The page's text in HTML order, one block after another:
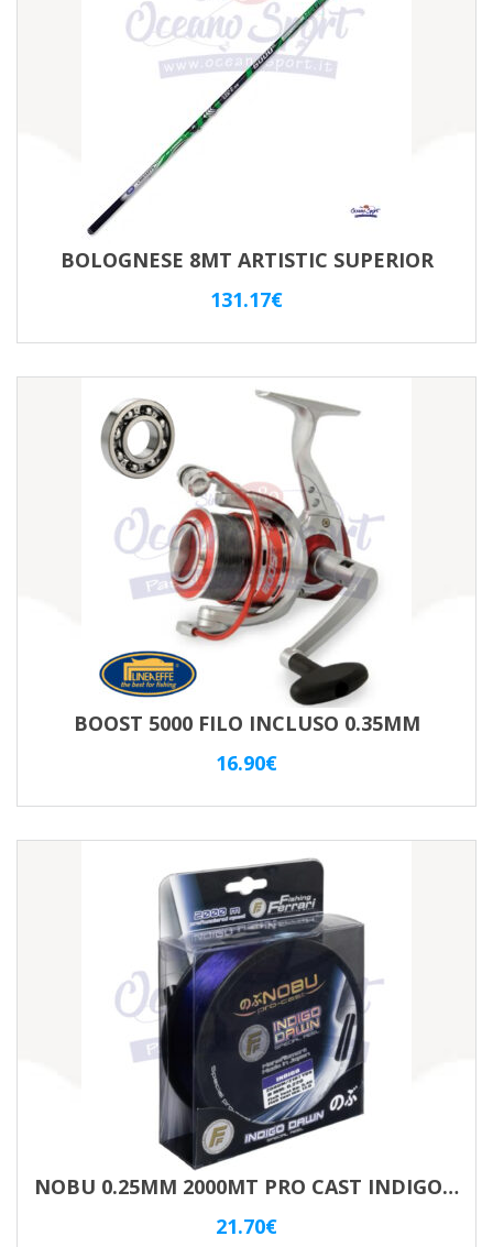
BOLOGNESE 8MT ARTISTIC SUPERIOR
131.17€
BOOST 5000 FILO INCLUSO 0.35MM
16.90€
NOBU 0.25MM 2000MT PRO CAST INDIGO VIOLET
21.70€